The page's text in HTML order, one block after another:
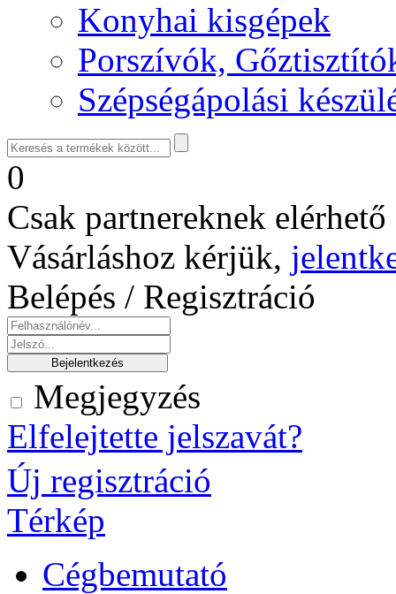
Konyhai kisgépek
Porszívók,
Szépségápolási
0
Csak partnereknek
Vásárláshoz kérjük,
Belépés / Regisztráció
Megjegyzés
Elfelejtette jelszavát?
Új regisztráció
Térkép
Cégbemutató